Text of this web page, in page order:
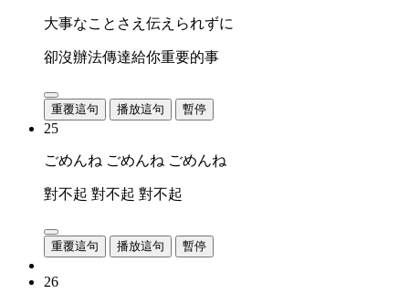
大事なことさえ伝えられずに
卻沒辦法傳達給你重要的事
重覆這句 播放這句 暫停
25
ごめんね ごめんね ごめんね
對不起 對不起 對不起
重覆這句 播放這句 暫停
26